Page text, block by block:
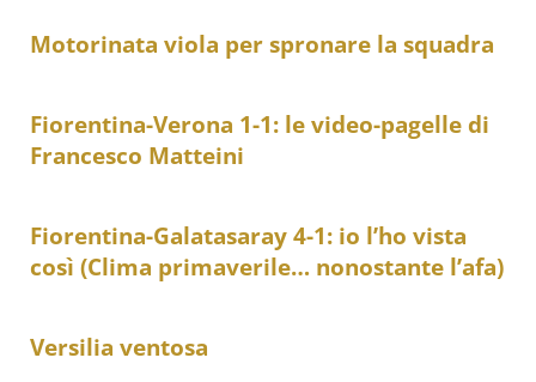
Motorinata viola per spronare la squadra
Fiorentina-Verona 1-1: le video-pagelle di
Francesco Matteini
Fiorentina-Galatasaray 4-1: io l’ho vista
così (Clima primaverile… nonostante l’afa)
Versilia ventosa